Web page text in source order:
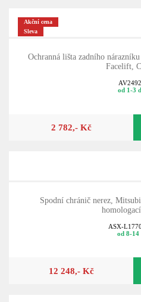
Akční cena
Sleva
Ochranná lišta zadního
Facelift,
od 1-3
2 782,- Kč
Spodní chránič nerez,
ASX-
od 8-14
12 248,- Kč